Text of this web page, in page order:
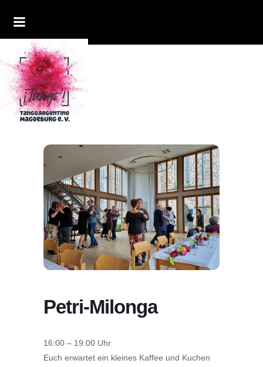
Petri-Milonga
16:00 – 19:00 Uhr
Euch erwartet ein kleines Kaffee und Kuchen